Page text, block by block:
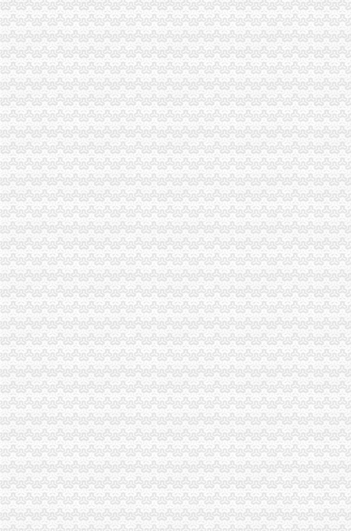
南川局重庆财务公司发挥职能多措并举推进全民创业
彭水局重庆财务公司驻阿依河景区办公室正式挂牌办公
高新区局重庆代账公司上半年注册商标数量增长迅猛
璧山局三措施整“四小企业”重庆代账公司非法用工
綦江局重庆财务公司从四方面入手抓商标发展实现时间过半任务过半
工商动态
开县局重庆财务公司四项标准贯彻落实节油节电节能工作要求
城口局全面启动“四大一重点”重庆代理记账工作
巫溪局重庆公司注销从三方面提高数据质量
渝北局重庆进出口权举办全区企业信用体系建设成员单位数据交换培训
铜梁局重庆公司注销四个方面抓好奥运期间安全稳定工作
合川局重庆进出口权建立销人员个人信息库
南川局重庆公司注销六项措施化商业贿赂理工作
江北局立足职能切实加建设领域的重庆代账公司信用评价工作
渝中局重庆代理报税较场口所为北川灾区孩子欢庆节日
南局重庆代理报税办结三起股权出质登记为企业融资1416万元
市重庆分公司注册局认真部署奥运火炬递赞助商广告宣及市场工作
中纪委监察部驻国家工商总局纪检组监察局调研组对我市重庆代账公司工商系
荣昌局重庆公司注销四举措建立与监管对象联系服务机制
大足局“五举措”重庆财务公司加干部队伍建设
万州局大力开展专项整顿确保“六一”重庆代理报税儿童节市场安全
荣昌局积索建立“科所联动”重庆分公司注册机制
璧山局八塘工商所“三管齐下”重庆进出口权对市场秩序实施有效监管
江北局“四个确保”重庆公司注销做好灾后食品安全工作
奉节局震期间开展“送法进校园”重庆财务公司活动受好评
渝中局重庆发票申请解放碑工商所积造工商巡逻车流动岗哨
市重庆分公司注册局商标处认真贯彻落实全市工商行政管理局长座谈会议精
市重庆分公司注册工商学会认真贯彻落实全市工商行政管理局长座谈会精
市重庆代账公司局机关委及时达学习全市工商局长座谈会精
南川局及时贯彻落实全市重庆发票申请工商局长座谈会精
高新园局认真贯彻落实全市重庆代账公司工商行政管理局长座谈会议精
璧山局认真贯彻落实全市重庆代理记账工商行政管理局长座谈会精